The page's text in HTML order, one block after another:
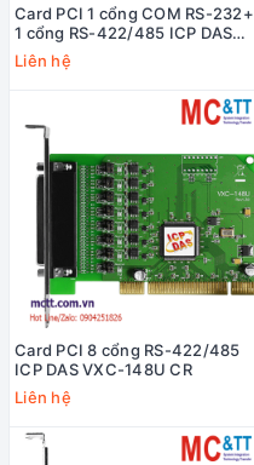
Card PCI 1 cổng COM RS-232+
1 cổng RS-422/485 ICP DAS
VXC-182iAU CR
Liên hệ
Card PCI 8 cổng RS-422/485
ICP DAS VXC-148U CR
Liên hệ